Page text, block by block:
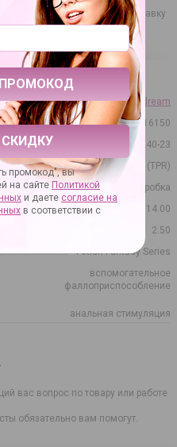
сексуальную натуру. Доставку
оперативно.
Pipedream
16150
PD3740-23
термопластичная резина (TPR)
картонная коробка
14.00
2.50
Fetish Fantasy Series
вспомогательное
фаллоприспособление
анальная стимуляция
вас вопрос по товару или работе
обязательно вам помогут.
СКИДКУ
промокод", вы
на сайте Политикой
и даете согласие на
в соответствии с